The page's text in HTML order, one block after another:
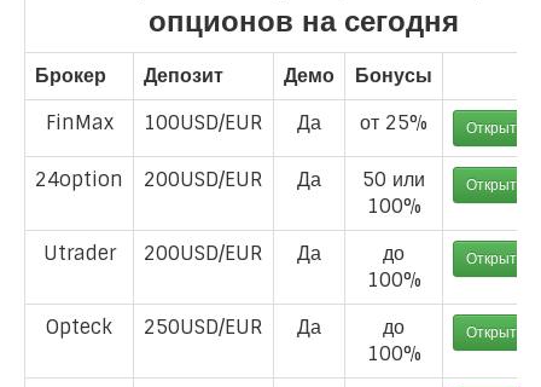
опционов на сегодня
Брокер Депозит Демо
Бонусы
FinMax
100USD/EUR Да от 25% Открыть
24option 200USD/EUR Да
50 или
100%
Открыть
Utrader 200USD/EUR Да
до
100%
Открыть
Opteck 250USD/EUR Да
до
100%
Открыть